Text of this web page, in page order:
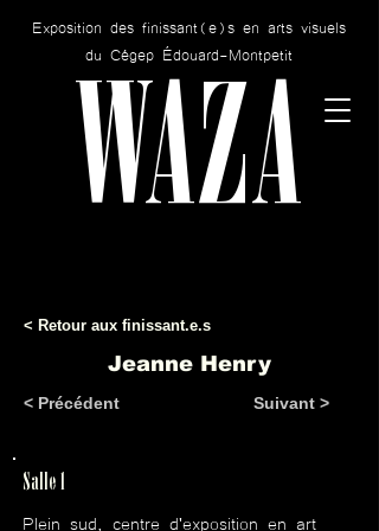
Exposition des finissant(e)s en arts visuels
du Cégep Édouard-Montpetit
WAZA
< Retour aux finissant.e.s
Jeanne Henry
< Précédent Suivant >
Salle 1
Plein sud, centre d'exposition en art